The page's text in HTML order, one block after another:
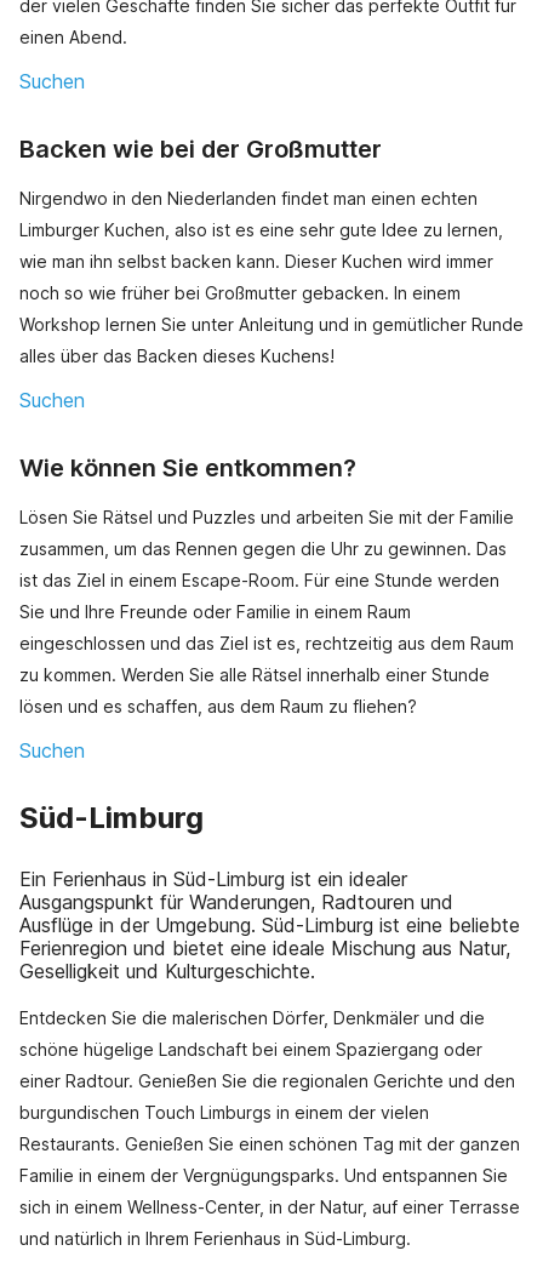
der vielen Geschäfte finden Sie sicher das perfekte Outfit für
einen Abend.
Suchen
Backen wie bei der Großmutter
Nirgendwo in den Niederlanden findet man einen echten
Limburger Kuchen, also ist es eine sehr gute Idee zu lernen,
wie man ihn selbst backen kann. Dieser Kuchen wird immer
noch so wie früher bei Großmutter gebacken. In einem
Workshop lernen Sie unter Anleitung und in gemütlicher Runde
alles über das Backen dieses Kuchens!
Suchen
Wie können Sie entkommen?
Lösen Sie Rätsel und Puzzles und arbeiten Sie mit der Familie
zusammen, um das Rennen gegen die Uhr zu gewinnen. Das
ist das Ziel in einem Escape-Room. Für eine Stunde werden
Sie und Ihre Freunde oder Familie in einem Raum
eingeschlossen und das Ziel ist es, rechtzeitig aus dem Raum
zu kommen. Werden Sie alle Rätsel innerhalb einer Stunde
lösen und es schaffen, aus dem Raum zu fliehen?
Suchen
Süd-Limburg
Ein Ferienhaus in Süd-Limburg ist ein idealer
Ausgangspunkt für Wanderungen, Radtouren und
Ausflüge in der Umgebung. Süd-Limburg ist eine beliebte
Ferienregion und bietet eine ideale Mischung aus Natur,
Geselligkeit und Kulturgeschichte.
Entdecken Sie die malerischen Dörfer, Denkmäler und die
schöne hügelige Landschaft bei einem Spaziergang oder
einer Radtour. Genießen Sie die regionalen Gerichte und den
burgundischen Touch Limburgs in einem der vielen
Restaurants. Genießen Sie einen schönen Tag mit der ganzen
Familie in einem der Vergnügungsparks. Und entspannen Sie
sich in einem Wellness-Center, in der Natur, auf einer Terrasse
und natürlich in Ihrem Ferienhaus in Süd-Limburg.